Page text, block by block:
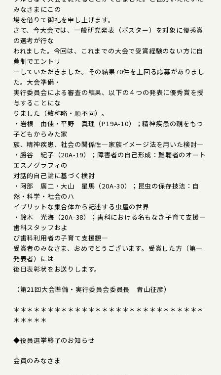
みなさまにこの
場を借りて御礼を申し上げます。
さて、今大会では、一般研究発表（ポスター）を対象に優秀賞
の選考が行な
われました。今回は、これまでの大会で受賞経験のない方に自
薦制でエントリ
ーしていただきました。その結果70件を上回る応募がありまし
た。大会準備・
実行委員会による審査の結果、以下の４つの発表に優秀賞を授
与することにな
りました（敬称略・順不同）。
・岩根 由佳・平野 真理（P19A-10）；精神疾患の親をもつ
子どもからみた家
族、精神疾患、社会の関係性―家族イメージ法を用いた検討―
・勝谷 紀子（20A-19）；障害者の自己形成：難聴者のオート
エスノグラフィの
対話的自己論に基づく検討
・阿部 廣二・大山 星馬（20A-30）；昆虫の保存技法：自
然・科学・社会のハ
イブリットな集合体から記述する虫屋の世界
・鈴木 光海（20A-38）；歯科における名もなき子育て支援―
歯科スタッフおよ
び歯科利用者の子育て支援観―
受賞者のみなさま、おめでとうございます。受賞した方（第一
発表者）には
後日表彰状をお送りします。
（第21回大会準備・実行委員会委員長 青山征彦）
＊＊＊＊＊＊＊＊＊＊＊＊＊＊＊＊＊＊＊＊＊＊＊＊＊＊＊＊
＊＊＊＊＊
◆役員選挙終了のお知らせ
会員のみなさま